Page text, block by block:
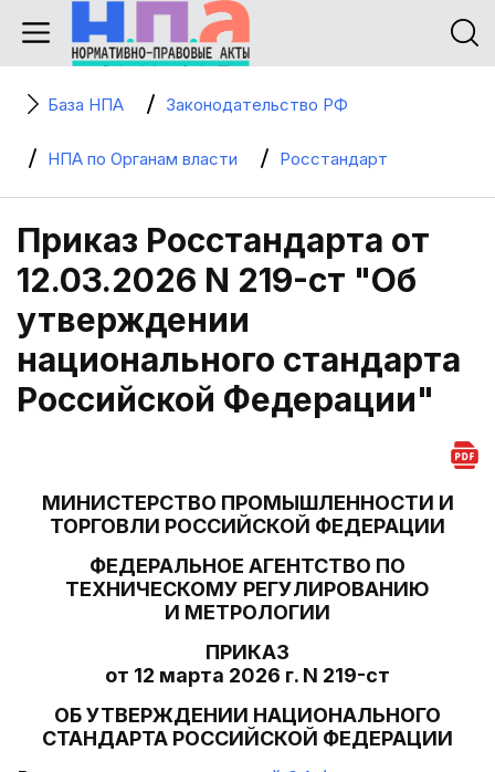
База НПА Законодательство РФ
НПА по Органам власти Росстандарт
Приказ Росстандарта от
12.03.2026 N 219-ст "Об
утверждении
национального стандарта
Российской Федерации"
МИНИСТЕРСТВО ПРОМЫШЛЕННОСТИ И
ТОРГОВЛИ РОССИЙСКОЙ ФЕДЕРАЦИИ
ФЕДЕРАЛЬНОЕ АГЕНТСТВО ПО
ТЕХНИЧЕСКОМУ РЕГУЛИРОВАНИЮ
И МЕТРОЛОГИИ
ПРИКАЗ
от 12 марта 2026 г. N 219-ст
ОБ УТВЕРЖДЕНИИ НАЦИОНАЛЬНОГО
СТАНДАРТА РОССИЙСКОЙ ФЕДЕРАЦИИ